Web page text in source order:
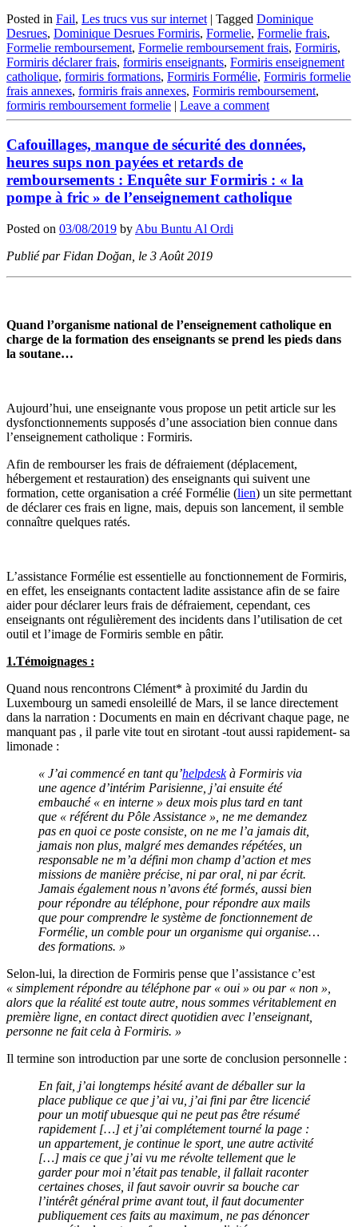
Posted in Fail, Les trucs vus sur internet | Tagged Dominique
Desrues, Dominique Desrues Formiris, Formelie, Formelie frais,
Formelie remboursement, Formelie remboursement frais, Formiris,
Formiris déclarer frais, formiris enseignants, Formiris enseignement
catholique, formiris formations, Formiris Formélie, Formiris formelie
frais annexes, formiris frais annexes, Formiris remboursement,
formiris remboursement formelie | Leave a comment
Cafouillages, manque de sécurité des données,
heures sups non payées et retards de
remboursements : Enquête sur Formiris : « la
pompe à fric » de l’enseignement catholique
Posted on 03/08/2019 by Abu Buntu Al Ordi
Publié par Fidan Doğan, le 3 Août 2019
Quand l’organisme national de l’enseignement catholique en
charge de la formation des enseignants se prend les pieds dans
la soutane…
Aujourd’hui, une enseignante vous propose un petit article sur les
dysfonctionnements supposés d’une association bien connue dans
l’enseignement catholique : Formiris.
Afin de rembourser les frais de défraiement (déplacement,
hébergement et restauration) des enseignants qui suivent une
formation, cette organisation a créé Formélie (lien) un site permettant
de déclarer ces frais en ligne, mais, depuis son lancement, il semble
connaître quelques ratés.
L’assistance Formélie est essentielle au fonctionnement de Formiris,
en effet, les enseignants contactent ladite assistance afin de se faire
aider pour déclarer leurs frais de défraiement, cependant, ces
enseignants ont régulièrement des incidents dans l’utilisation de cet
outil et l’image de Formiris semble en pâtir.
1.Témoignages :
Quand nous rencontrons Clément* à proximité du Jardin du
Luxembourg un samedi ensoleillé de Mars, il se lance directement
dans la narration : Documents en main en décrivant chaque page, ne
manquant pas , il parle vite tout en sirotant -tout aussi rapidement- sa
limonade :
« J’ai commencé en tant qu’helpdeskà Formiris via
une agence d’intérim Parisienne, j’ai ensuite été
embauché « en interne » deux mois plus tard en tant
que « référent du Pôle Assistance », ne me demandez
pas en quoi ce poste consiste, on ne me l’a jamais dit,
jamais non plus, malgré mes demandes répétées, un
responsable ne m’a défini mon champ d’action et mes
missions de manière précise, ni par oral, ni par écrit.
Jamais également nous n’avons été formés, aussi bien
pour répondre au téléphone, pour répondre aux mails
que pour comprendre le système de fonctionnement de
Formélie, un comble pour un organisme qui organise…
des formations. »
Selon-lui, la direction de Formiris pense que l’assistance c’est
« simplement répondre au téléphone par « oui » ou par « non »,
alors que la réalité est toute autre, nous sommes véritablement en
première ligne, en contact direct quotidien avec l’enseignant,
personne ne fait cela à Formiris. »
Il termine son introduction par une sorte de conclusion personnelle :
En fait, j’ai longtemps hésité avant de déballer sur la
place publique ce que j’ai vu, j’ai fini par être licencié
pour un motif ubuesque qui ne peut pas être résumé
rapidement […] et j’ai complétement tourné la page :
un appartement, je continue le sport, une autre activité
[…] mais ce que j’ai vu me révolte tellement que le
garder pour moi n’était pas tenable, il fallait raconter
certaines choses, il faut savoir ouvrir sa bouche car
l’intérêt général prime avant tout, il faut documenter
publiquement ces faits au maximum, ne pas dénoncer